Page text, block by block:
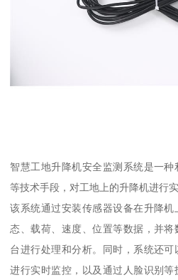
智慧工地升降机安全监测系统是一
等技术手段，对工地上的升降机进行
该系统通过安装传感器设备在升降
态、载荷、速度、位置等数据，并
台进行处理和分析。同时，系统还
进行实时监控，以及通过人脸识别